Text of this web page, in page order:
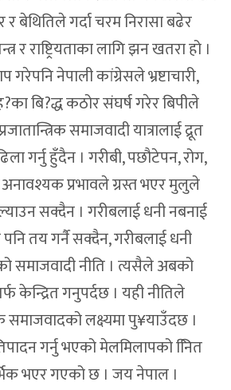
र बेथितिले गर्दा चरम निरासा बढेर
र राष्ट्रियताका लागि झन खतरा हो ।
नेपाली कांग्रेसले भ्रष्टाचारी,
बि?द्ध कठोर संघर्ष गरेर बिपीले
समाजवादी यात्रालाई द्रूत
गर्नु हुँदैन । गरीबी, पछौटेपन, रोग,
प्रभावले ग्रस्त भएर मुलुले
सक्दैन । गरीबलाई धनी नबनाई
पनि तय गर्नै सक्दैन, गरीबलाई धनी
समाजवादी नीति । त्यसैले अबको
केन्द्रित गनुपर्दछ । यही नीतिले
समाजवादको लक्ष्यमा पु¥याउँदछ ।
गर्नु भएको मेलमिलापको निित
भएर गएको छ । जय नेपाल ।